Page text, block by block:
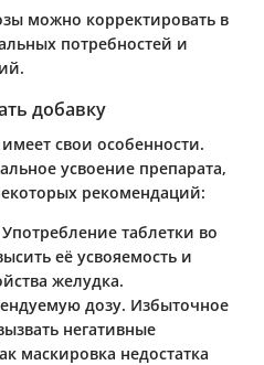
можно корректировать в
потребностей и
добавку
свои особенности.
усвоение препарата,
рекомендаций:
Употребление таблетки во
её усвояемость и
желудка.
дозу. Избыточное
негативные
маскировка недостатка